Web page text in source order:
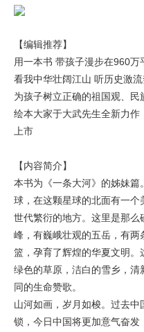
【编辑推荐】
用一本书 带孩子漫步在960万
看我中华壮阔江山 听历史激
为孩子树立正确的祖国观、民
绘本大家于大武先生全新力
上市
【内容简介】
本书为《一条大河》的姊妹
球，在这颗星球的北面有一
世代繁衍的地方。这里是那
峰，有巍峨壮观的五岳，有
篮，孕育了辉煌的华夏文明。
绿色的草原，洁白的雪乡，
同的生命赞歌。
山河如画，岁月如梭。过去
锁，今日中国将更加意气奋发